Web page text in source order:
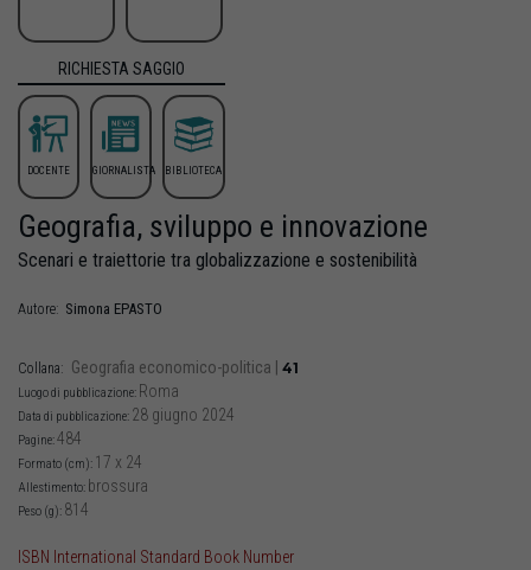
RICHIESTA SAGGIO
DOCENTE GIORNALISTA BIBLIOTECA
Geografia, sviluppo e innovazione
Scenari e traiettorie tra globalizzazione e sostenibilità
Autore: Simona EPASTO
Collana: Geografia economico-politica 41
Luogo di pubblicazione: Roma
Data di pubblicazione: 28 giugno 2024
Pagine:484
Formato (cm): 17 x 24
Allestimento: brossura
Peso (g): 814
ISBN International Standard Book Number